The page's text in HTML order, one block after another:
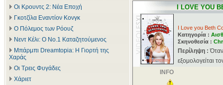
Οι Κρουντς 2: Νέα Εποχή
Γκοτζίλα Εναντίον Κονγκ
Ο Πόλεμος των Ρόουζ
Νεντ Κέλι: Ο Νο.1 Καταζητούμενος
Μπάρμπι Dreamtopia: Η Γιορτή της
Χαράς
Οι Τρεις Φυγάδες
Χάριετ
I LOVE YOU
I Love you Beth
Κατηγορία :
Σκηνοθεσία :
Περίληψη :
εξομολογείται
INFO